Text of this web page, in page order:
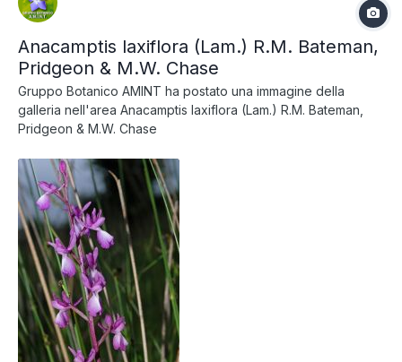
Anacamptis laxiflora (Lam.) R.M. Bateman,
Pridgeon & M.W. Chase
Gruppo Botanico AMINT ha postato una immagine della
galleria nell'area Anacamptis laxiflora (Lam.) R.M. Bateman,
Pridgeon & M.W. Chase